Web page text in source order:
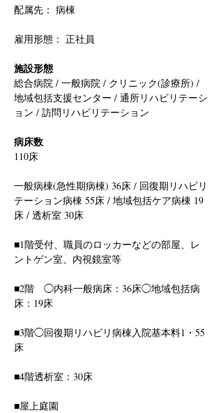
配属先： 病棟
雇用形態： 正社員
施設形態
総合病院 / 一般病院 / クリニック(診療所) /
地域包括支援センター / 通所リハビリテーシ
ョン / 訪問リハビリテーション
病床数
110床
一般病棟(急性期病棟) 36床 / 回復期リハビリ
テーション病棟 55床 / 地域包括ケア病棟 19
床 / 透析室 30床
■1階受付、職員のロッカーなどの部屋、レ
ントゲン室、内視鏡室等
■2階　◯内科一般病床：36床◯地域包括病
床：19床
■3階◯回復期リハビリ病棟入院基本料1・55
床
■4階透析室：30床
■屋上庭園